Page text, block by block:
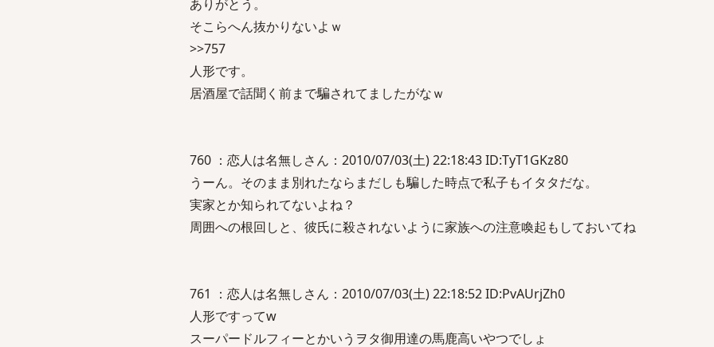
ありがとう。
そこらへん抜かりないよｗ
>>757
人形です。
居酒屋で話聞く前まで騙されてましたがなｗ
760 ：恋人は名無しさん：2010/07/03(土) 22:18:43 ID:TyT1GKz80
うーん。そのまま別れたならまだしも騙した時点で私子もイタタだな。
実家とか知られてないよね？
周囲への根回しと、彼氏に殺されないように家族への注意喚起もしておいてね
761 ：恋人は名無しさん：2010/07/03(土) 22:18:52 ID:PvAUrjZh0
人形ですってw
スーパードルフィーとかいうヲタ御用達の馬鹿高いやつでしょ